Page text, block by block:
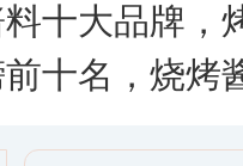
十大品牌，
十名，烧烤